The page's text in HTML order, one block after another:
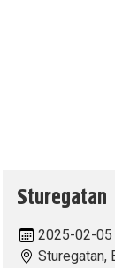
Sturegatan
2025-02-
Sturegatan,